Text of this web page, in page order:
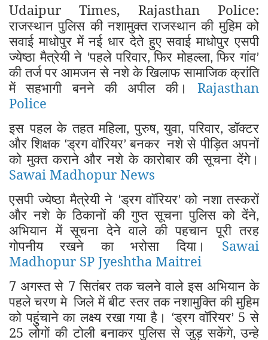
Udaipur Times, Rajasthan Police:
राजस्थान पुलिस की नशामुक्त राजस्थान की मुहिम को
सवाई माधोपुर में नई धार देते हुए सवाई माधोपुर एसपी
ज्येष्ठा मैत्रेयी ने ‘पहले परिवार,फिर मोहल्ला,फिर गांव’
की तर्ज पर आमजन से नशे के खिलाफ सामाजिक क्रांति
में सहभागी बनने की अपील की। Rajasthan
Police
इस पहल के तहत महिला,पुरुष,युवा,परिवार,डॉक्टर
और शिक्षक ‘ड्रग वॉरियर’बनकर नशे से पीड़ित अपनों
को मुक्त कराने और नशे के कारोबार की सूचना देंगे।
Sawai Madhopur News
एसपी ज्येष्ठा मैत्रेयी ने ‘ड्रग वॉरियर’को नशा तस्करों
और नशे के ठिकानों की गुप्त सूचना पुलिस को देंने,
अभियान में सूचना देने वाले की पहचान पूरी तरह
गोपनीय रखने का भरोसा दिया। Sawai
Madhopur SP Jyeshtha Maitrei
7 अगस्त से 7 सितंबर तक चलने वाले इस अभियान के
पहले चरण मे जिले में बीट स्तर तक नशामुक्ति की मुहिम
को पहुंचाने का लक्ष्य रखा गया है।
‘ड्रग वॉरियर’ 5 से
25 लोगों की टोली बनाकर पुलिस से जुड़ सकेंगे,उन्हे